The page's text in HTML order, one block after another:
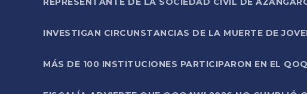
INVESTIGAN CIRCUNSTANCIAS DE LA MUERTE DE
MÁS DE 100 INSTITUCIONES PARTICIPARON EN EL